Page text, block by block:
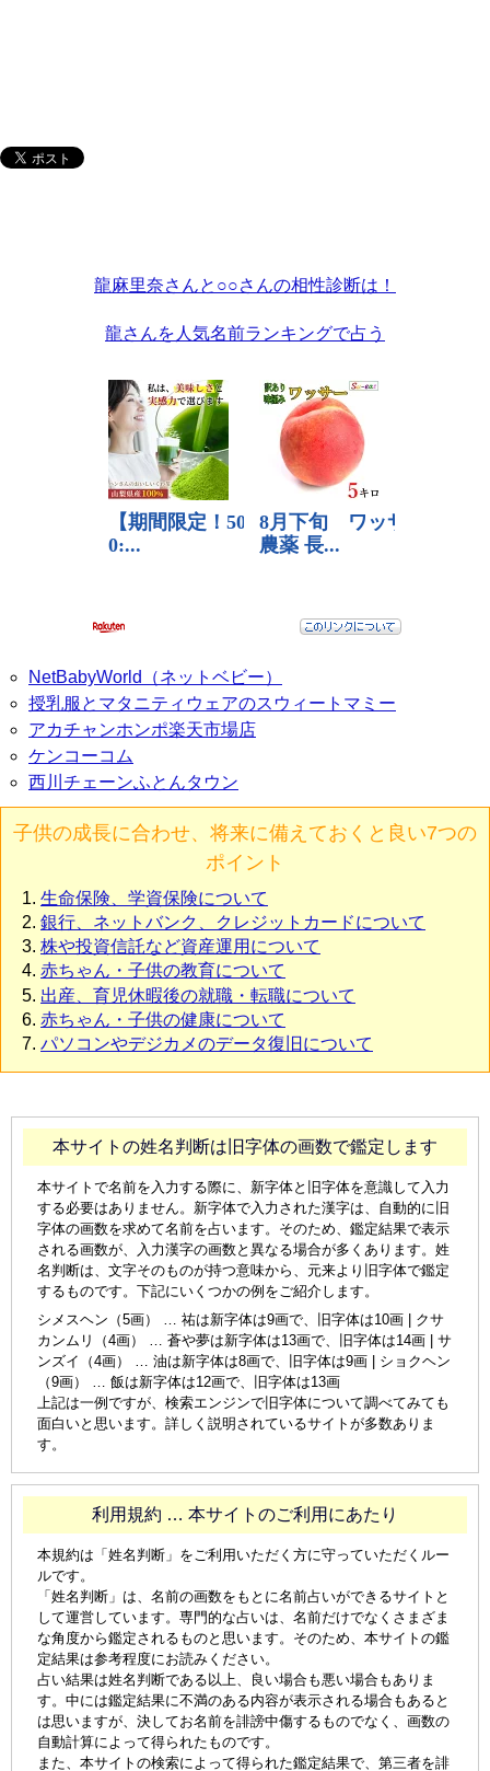
龍麻里奈さんと○○さんの相性診断は！
龍さんを人気名前ランキングで占う
NetBabyWorld（ネットベビー）
授乳服とマタニティウェアのスウィートマミー
アカチャンホンポ楽天市場店
ケンコーコム
西川チェーンふとんタウン
子供の成長に合わせ、将来に備えておくと良い7つの
ポイント
生命保険、学資保険について
銀行、ネットバンク、クレジットカードについて
株や投資信託など資産運用について
赤ちゃん・子供の教育について
出産、育児休暇後の就職・転職について
赤ちゃん・子供の健康について
パソコンやデジカメのデータ復旧について
本サイトの姓名判断は旧字体の画数で鑑定します
本サイトで名前を入力する際に、新字体と旧字体を意識して入力
する必要はありません。新字体で入力された漢字は、自動的に旧
字体の画数を求めて名前を占います。そのため、鑑定結果で表示
される画数が、入力漢字の画数と異なる場合が多くあります。姓
名判断は、文字そのものが持つ意味から、元来より旧字体で鑑定
するものです。下記にいくつかの例をご紹介します。
シメスヘン（5画） … 祐は新字体は9画で、旧字体は10画 | クサ
カンムリ（4画） … 蒼や夢は新字体は13画で、旧字体は14画 | サ
ンズイ（4画） … 油は新字体は8画で、旧字体は9画 | ショクヘン
（9画） … 飯は新字体は12画で、旧字体は13画
上記は一例ですが、検索エンジンで旧字体について調べてみても
面白いと思います。詳しく説明されているサイトが多数ありま
す。
利用規約 … 本サイトのご利用にあたり
本規約は「姓名判断」をご利用いただく方に守っていただくルー
ルです。
「姓名判断」は、名前の画数をもとに名前占いができるサイトと
して運営しています。専門的な占いは、名前だけでなくさまざま
な角度から鑑定されるものと思います。そのため、本サイトの鑑
定結果は参考程度にお読みください。
占い結果は姓名判断である以上、良い場合も悪い場合もありま
す。中には鑑定結果に不満のある内容が表示される場合もあると
は思いますが、決してお名前を誹謗中傷するものでなく、画数の
自動計算によって得られたものです。
また、本サイトの検索によって得られた鑑定結果で、第三者を誹